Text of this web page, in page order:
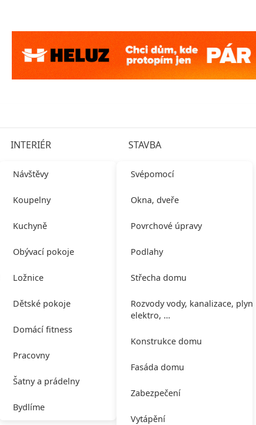
INTERIÉR
Návštěvy
Koupelny
Kuchyně
Obývací pokoje
Ložnice
Dětské pokoje
Domácí fitness
Pracovny
Šatny a prádelny
Bydlíme
STAVBA
Svépomocí
Okna, dveře
Povrchové úpravy
Podlahy
Střecha domu
Rozvody vody, kanalizace, plynu,
elektro, …
Konstrukce domu
Fasáda domu
Zabezpečení
Vytápění